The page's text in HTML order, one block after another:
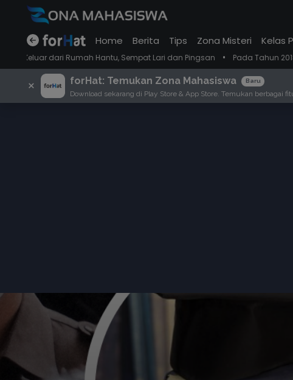
Home Berita Tips Zona Misteri Kelas
Hantu, Sempat Lari dan Pingsan • Pada Tahun 2018 Mahasiswa
× forHat: Temukan Zona Mahasiswa Baru
Download sekarang di Play Store & App Store. Temukan berbagai